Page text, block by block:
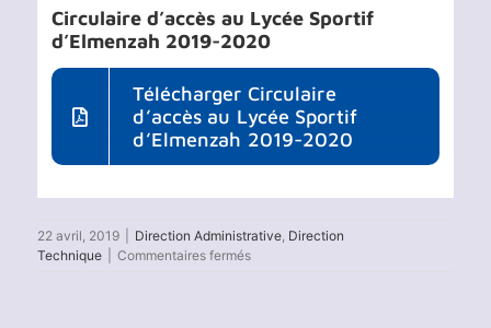
Circulaire d’accès au Lycée Sportif
d’Elmenzah 2019-2020
Télécharger Circulaire
d’accès au Lycée Sportif
d’Elmenzah 2019-2020
22 avril, 2019 Direction Administrative, Direction
Technique
Commentaires ferméssur